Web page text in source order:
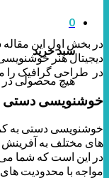
0
سبد خرید
هیچ محصولی
در بخش اول این
دیجیتال هنر
در طراحی گرافیک را
خوشنویسی دستی
خوشنویسی دستی به
های مختلف به
در این است که شما می
مواجه با محدودیت